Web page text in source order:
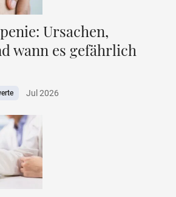
Ursachen,
wann es gefährlich
Jul 2026